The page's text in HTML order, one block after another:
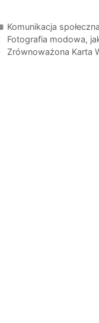
Kategorie
Komunikacja społeczna
Fotografia modowa,
Zrównoważona Karta